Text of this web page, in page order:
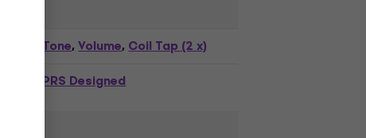
Tone,Volume,Coil Tap (2 x)
PRS Designed